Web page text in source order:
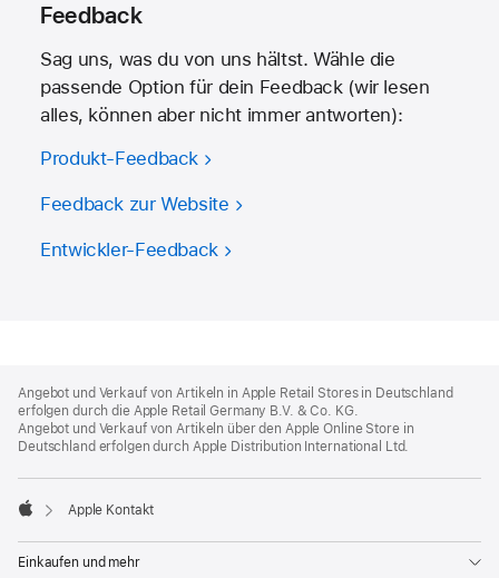
Feedback
Sag uns, was du von uns hältst. Wähle die
passende Option für dein Feedback (wir lesen
alles, können aber nicht immer antworten):
Produkt-Feedback
Feedback zur Website
Entwickler-Feedback
Footer
Angebot und Verkauf von Artikeln in Apple Retail Stores in Deutschland
erfolgen durch die Apple Retail Germany B.V. & Co. KG.
Angebot und Verkauf von Artikeln über den Apple Online Store in
Deutschland erfolgen durch Apple Distribution International Ltd.

Apple Kontakt
Einkaufen und mehr